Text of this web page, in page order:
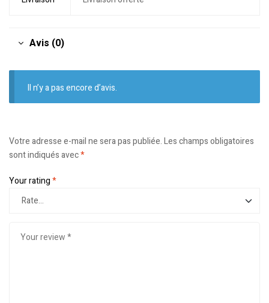
Avis (0)
Il n’y a pas encore d’avis.
Votre adresse e-mail ne sera pas publiée.Les champs obligatoires
sont indiqués avec*
Your rating*